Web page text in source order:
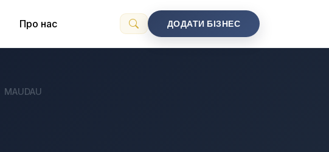
Про нас ДОДАТИ БІЗНЕС
MAUDAU